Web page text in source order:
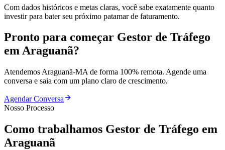
Com dados históricos e metas claras, você sabe exatamente quanto
investir para bater seu próximo patamar de faturamento.
Pronto para começar Gestor de Tráfego
emAraguanã?
Atendemos Araguanã-MA de forma 100% remota. Agende uma
conversa e saia com um plano claro de crescimento.
Agendar Conversa
Nosso Processo
Como trabalhamos Gestor de Tráfego em
Araguanã